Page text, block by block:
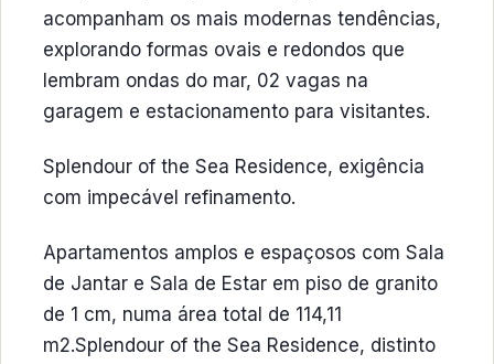
acompanham os mais modernas tendências,
explorando formas ovais e redondos que
lembram ondas do mar, 02 vagas na
garagem e estacionamento para visitantes.
Splendour of the Sea Residence, exigência
com impecável refinamento.
Apartamentos amplos e espaçosos com Sala
de Jantar e Sala de Estar em piso de granito
de 1 cm, numa área total de 114,11
m2.Splendour of the Sea Residence, distinto